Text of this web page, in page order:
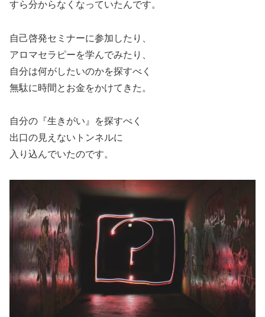
すら分からなくなっていたんです。
自己啓発セミナーに参加したり、
アロマセラピーを学んでみたり、
自分は何がしたいのかを探すべく
無駄に時間とお金をかけてきた。
自分の『生きがい』を探すべく
出口の見えないトンネルに
入り込んでいたのです。